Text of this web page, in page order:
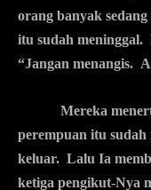
orang banyak
itu sudah meninggal.
“Jangan menangis.
Mereka
perempuan itu
keluar. Lalu Ia
ketiga pengikut-Nya